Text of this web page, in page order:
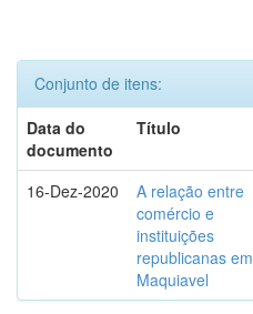
Conjunto de itens:
Data do
documento
Título
16-Dez-2020
A relação entre
comércio e
instituições
republicanas em
Maquiavel